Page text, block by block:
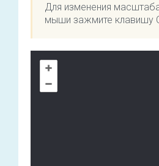
Для изменения
мыши зажмите клавишу